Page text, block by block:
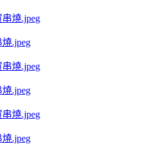
.jpeg
.jpeg
.jpeg